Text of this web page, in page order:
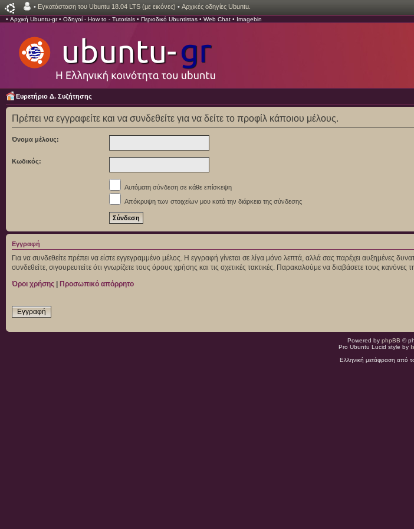
• Εγκατάσταση του Ubuntu 18.04 LTS (με εικόνες) • Αρχικές οδηγίες Ubuntu.
• Αρχική Ubuntu-gr• Οδηγοί - How to - Tutorials • Περιοδικό Ubuntistas • Web Chat • Imagebin
Ευρετήριο Δ. Συζήτησης
Πρέπει να εγγραφείτε και να συνδεθείτε για να δείτε το προφίλ κάποιου μέλους.
Όνομα μέλους:
Κωδικός:
Αυτόματη σύνδεση σε κάθε επίσκεψη
Απόκρυψη των στοιχείων μου κατά την διάρκεια της σύνδεσης
Εγγραφή
Για να συνδεθείτε πρέπει να είστε εγγεγραμμένο μέλος. Η εγγραφή γίνεται σε λίγα μόνο λεπτά, αλλά σας παρέχει αυξημένες
συνδεθείτε, σιγουρευτείτε ότι γνωρίζετε τους όρους χρήσης και τις σχετικές τακτικές. Παρακαλούμε να διαβάσετε τους
Όροι χρήσης | Προσωπικό απόρρητο
Εγγραφή
Powered by phpBB ©
Pro Ubuntu Lucid style by
Ελληνική μετάφραση από